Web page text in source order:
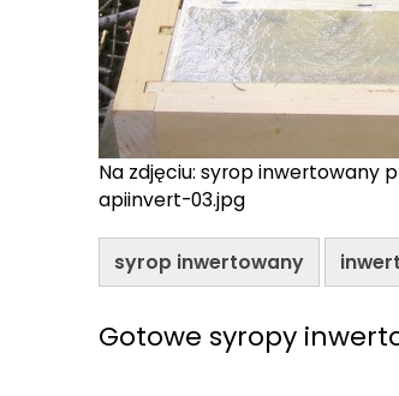
Na zdjęciu: syrop inwertowany
apiinvert-03.jpg
syrop inwertowany
Gotowe syropy